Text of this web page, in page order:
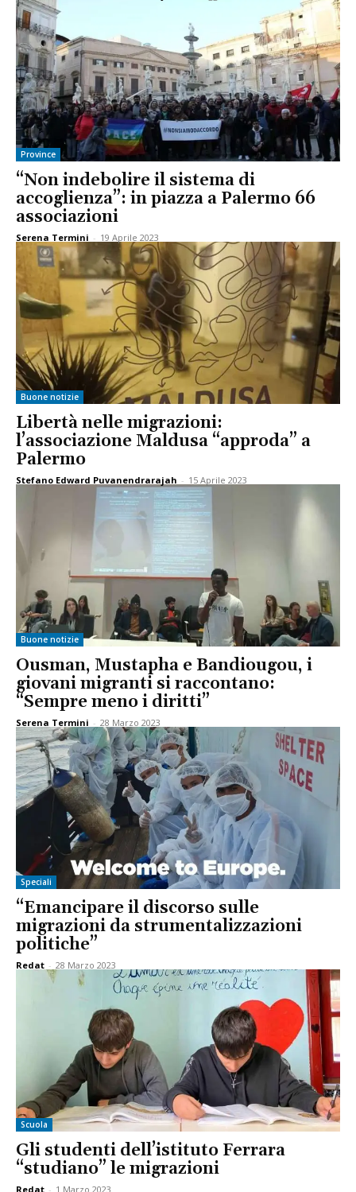
Province
“Non indebolire il sistema di
accoglienza”: in piazza a Palermo 66
associazioni
Serena Termini - 19 Aprile 2023
Buone notizie
Libertà nelle migrazioni:
l’associazione Maldusa “approda” a
Palermo
Stefano Edward Puvanendrarajah - 15 Aprile 2023
Buone notizie
Ousman, Mustapha e Bandiougou, i
giovani migranti si raccontano:
“Sempre meno i diritti”
Serena Termini - 28 Marzo 2023
Speciali
“Emancipare il discorso sulle
migrazioni da strumentalizzazioni
politiche”
Redat - 28 Marzo 2023
Scuola
Gli studenti dell’istituto Ferrara
“studiano” le migrazioni
Redat - 1 Marzo 2023